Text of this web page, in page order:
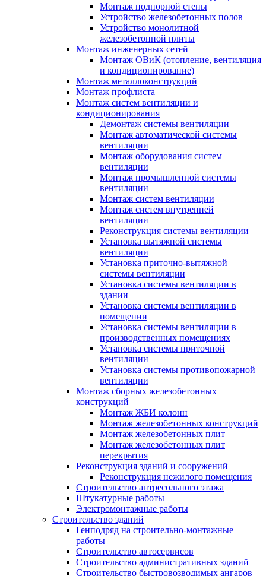
Монтаж подпорной стены
Устройство железобетонных полов
Устройство монолитной
железобетонной плиты
Монтаж инженерных сетей
Монтаж ОВиК (отопление, вентиляция
и кондиционирование)
Монтаж металлоконструкций
Монтаж профлиста
Монтаж систем вентиляции и
кондиционирования
Демонтаж системы вентиляции
Монтаж автоматической системы
вентиляции
Монтаж оборудования систем
вентиляции
Монтаж промышленной системы
вентиляции
Монтаж систем вентиляции
Монтаж систем внутренней
вентиляции
Реконструкция системы вентиляции
Установка вытяжной системы
вентиляции
Установка приточно-вытяжной
системы вентиляции
Установка системы вентиляции в
здании
Установка системы вентиляции в
помещении
Установка системы вентиляции в
производственных помещениях
Установка системы приточной
вентиляции
Установка системы противопожарной
вентиляции
Монтаж сборных железобетонных
конструкций
Монтаж ЖБИ колонн
Монтаж железобетонных конструкций
Монтаж железобетонных плит
Монтаж железобетонных плит
перекрытия
Реконструкция зданий и сооружений
Реконструкция нежилого помещения
Строительство антресольного этажа
Штукатурные работы
Электромонтажные работы
Строительство зданий
Генподряд на строительно-монтажные
работы
Строительство автосервисов
Строительство административных зданий
Строительство быстровозводимых ангаров